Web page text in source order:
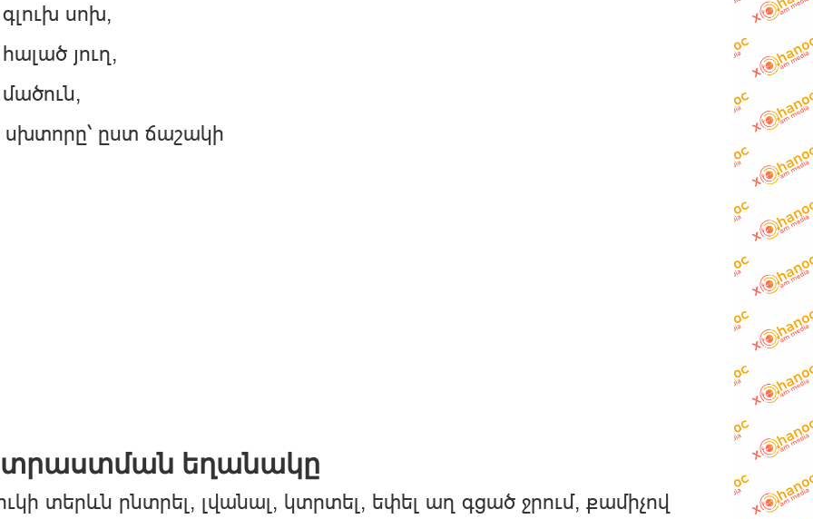
սոխ,
յուղ,
ըստ ճաշակի
եղանակը
տերևն րնտրել, լվանալ, կտրտել, եփել աղ գցած ջրում, քամիչով